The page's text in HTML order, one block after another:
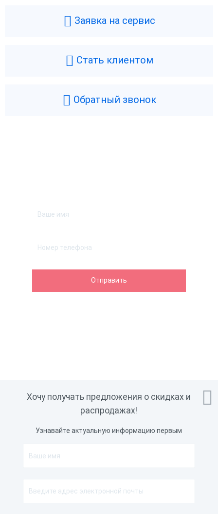
Заявка на сервис
Стать клиентом
Обратный звонок

Хочу получать предложения о скидках и
распродажах!
Узнавайте актуальную информацию первым